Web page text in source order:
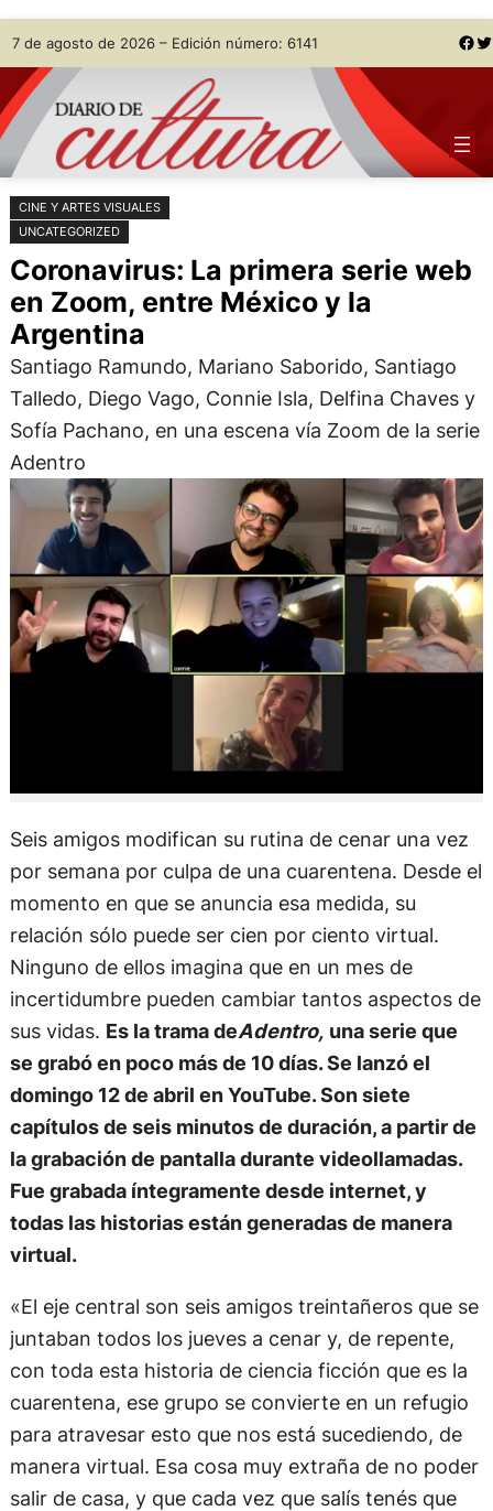
Saltar
al
contenido
Skip
to
content
7 de agosto de 2026 – Edición número: 6141 Facebook Twitter
CINE Y ARTES VISUALES
UNCATEGORIZED
Coronavirus: La primera serie web
en Zoom, entre México y la
Argentina
Santiago Ramundo, Mariano Saborido, Santiago
Talledo, Diego Vago, Connie Isla, Delfina Chaves y
Sofía Pachano, en una escena vía Zoom de la serie
Adentro
Seis amigos modifican su rutina de cenar una vez
por semana por culpa de una cuarentena. Desde el
momento en que se anuncia esa medida, su
relación sólo puede ser cien por ciento virtual.
Ninguno de ellos imagina que en un mes de
incertidumbre pueden cambiar tantos aspectos de
sus vidas. Es la trama deAdentro, una serie que
se grabó en poco más de 10 días. Se lanzó el
domingo 12 de abril en YouTube. Son siete
capítulos de seis minutos de duración, a partir de
la grabación de pantalla durante videollamadas.
Fue grabada íntegramente desde internet, y
todas las historias están generadas de manera
virtual.
«El eje central son seis amigos treintañeros que se
juntaban todos los jueves a cenar y, de repente,
con toda esta historia de ciencia ficción que es la
cuarentena, ese grupo se convierte en un refugio
para atravesar esto que nos está sucediendo, de
manera virtual. Esa cosa muy extraña de no poder
salir de casa, y que cada vez que salís tenés que